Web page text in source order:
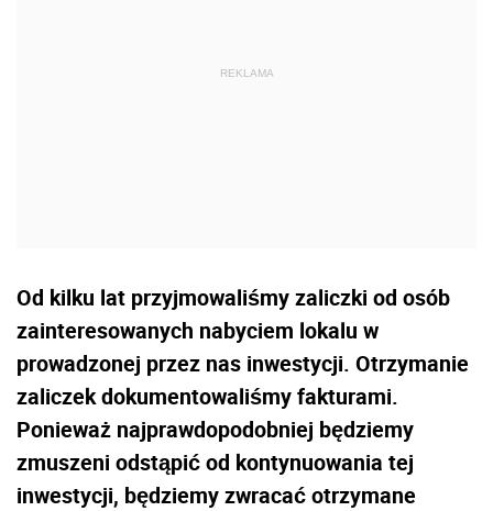
Od kilku lat przyjmowaliśmy zaliczki od osób
zainteresowanych nabyciem lokalu w
prowadzonej przez nas inwestycji. Otrzymanie
zaliczek dokumentowaliśmy fakturami.
Ponieważ najprawdopodobniej będziemy
zmuszeni odstąpić od kontynuowania tej
inwestycji, będziemy zwracać otrzymane